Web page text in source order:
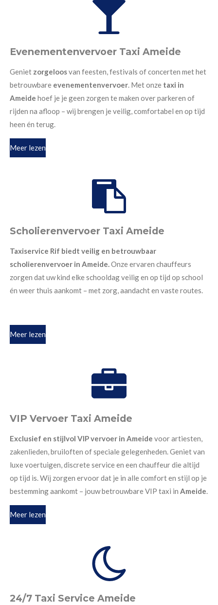
Evenementenvervoer Taxi Ameide
Geniet zorgeloosvan feesten, festivals of concerten met het
betrouwbare evenementenvervoer. Met onze taxi in
Ameide hoef je je geen zorgen te maken over parkeren of
rijden na afloop – wij brengen je veilig, comfortabel en op tijd
heen én terug.
Meer lezen
Scholierenvervoer Taxi Ameide
Taxiservice Rif biedt veilig en betrouwbaar
scholierenvervoer in Ameide.Onze ervaren chauffeurs
zorgen dat uw kind elke schooldag veilig en op tijd op school
én weer thuis aankomt – met zorg, aandacht en vaste routes.
Meer lezen
VIP Vervoer Taxi Ameide
Exclusief en stijlvol VIP vervoer in Ameide voor artiesten,
zakenlieden, bruiloften of speciale gelegenheden. Geniet van
luxe voertuigen, discrete service en een chauffeur die altijd
op tijd is. Wij zorgen ervoor dat je in alle comfort en stijl op je
bestemming aankomt – jouw betrouwbare VIP taxi in Ameide
Meer lezen
24/7 Taxi Service Ameide